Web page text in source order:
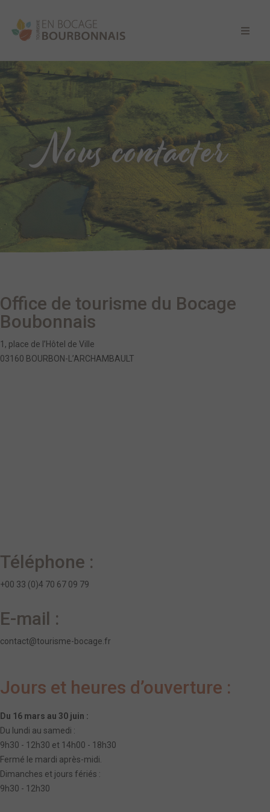
Nous contacter
Office de tourisme du Bocage
Boubonnais
1, place de l’Hôtel de Ville
03160 BOURBON-L’ARCHAMBAULT
Téléphone :
+00 33 (0)4 70 67 09 79
E-mail :
contact@tourisme-bocage.fr
Jours et heures d’ouverture :
Du 16 mars au 30 juin :
Du lundi au samedi :
9h30 - 12h30 et 14h00 - 18h30
Fermé le mardi après-midi.
Dimanches et jours fériés :
9h30 - 12h30